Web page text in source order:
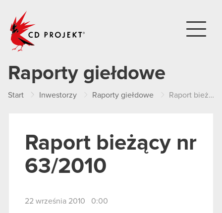
Raporty giełdowe
Start Inwestorzy Raporty giełdowe Raport bieżący nr 63/2010
Raport bieżący nr
63/2010
22 września 2010 0:00